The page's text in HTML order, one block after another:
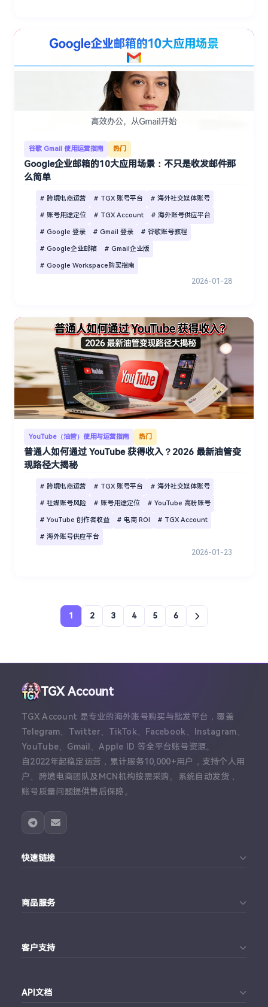
谷歌 Gmail 使用运营指南 热门
Google企业邮箱的10大应用场景：不只是收发邮件那
么简单
# 跨境电商运营 # TGX 账号平台 # 海外社交媒体账号
# 账号用途定位 # TGX Account # 海外账号供应平台
# Google 登录 # Gmail 登录 # 谷歌账号教程
# Google企业邮箱 # Gmail企业版
# Google Workspace购买指南
2026-01-28
YouTube（油管）使用与运营指南 热门
普通人如何通过 YouTube 获得收入？2026 最新油管变
现路径大揭秘
# 跨境电商运营 # TGX 账号平台 # 海外社交媒体账号
# 社媒账号风险 # 账号用途定位 # YouTube 高粉账号
# YouTube 创作者收益 # 电商 ROI # TGX Account
# 海外账号供应平台
2026-01-23
1 2 3 4 5 6
TGX Account
TGX Account 是专业的海外账号购买与批发平台，覆盖
Telegram、Twitter、TikTok、Facebook、Instagram、
YouTube、Gmail、Apple ID 等全平台账号资源。
自2022年起稳定运营，累计服务10,000+用户，支持个人用
户、跨境电商团队及MCN机构按需采购。系统自动发货，
账号质量问题提供售后保障。
快速链接
订单查询
商品服务
Facebook账号购买
客户支持
API文档